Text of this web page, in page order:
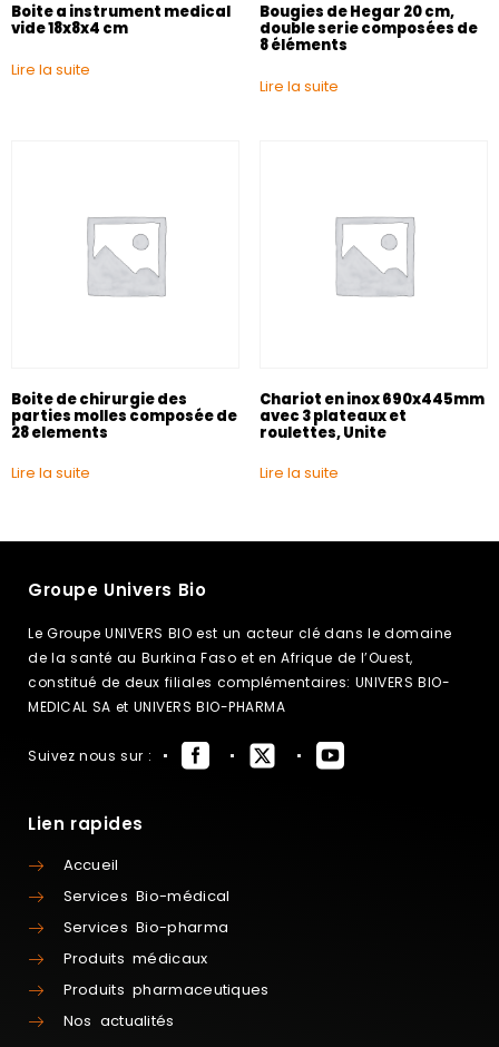
Boite a instrument medical
vide 18x8x4 cm
Lire la suite
Bougies de Hegar 20 cm,
double serie composées de
8 éléments
Lire la suite
Boite de chirurgie des
parties molles composée de
28 elements
Lire la suite
Chariot en inox 690x445mm
avec 3 plateaux et
roulettes, Unite
Lire la suite
Groupe Univers Bio
Le Groupe UNIVERS BIO est un acteur clé dans le domaine
de la santé au Burkina Faso et en Afrique de l’Ouest,
constitué de deux filiales complémentaires: UNIVERS BIO-
MEDICAL SA et UNIVERS BIO-PHARMA
Suivez nous sur :
Lien rapides
Accueil
Services Bio-médical
Services Bio-pharma
Produits médicaux
Produits pharmaceutiques
Nos actualités